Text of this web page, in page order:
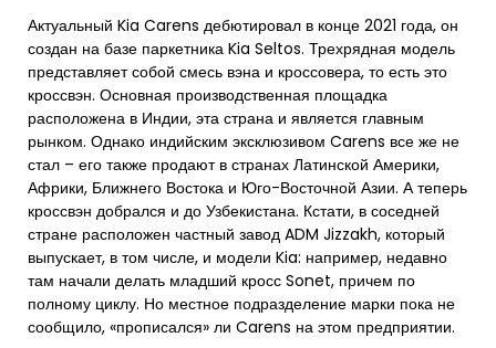
Актуальный Kia Carens дебютировал в конце 2021 года, он
создан на базе паркетника Kia Seltos. Трехрядная модель
представляет собой смесь вэна и кроссовера, то есть это
кроссвэн. Основная производственная площадка
расположена в Индии, эта страна и является главным
рынком. Однако индийским эксклюзивом Carens все же не
стал – его также продают в странах Латинской Америки,
Африки, Ближнего Востока и Юго-Восточной Азии. А теперь
кроссвэн добрался и до Узбекистана. Кстати, в соседней
стране расположен частный завод ADM Jizzakh, который
выпускает, в том числе, и модели Kia: например, недавно
там начали делать младший кросс Sonet, причем по
полному циклу. Но местное подразделение марки пока не
сообщило, «прописался» ли Carens на этом предприятии.